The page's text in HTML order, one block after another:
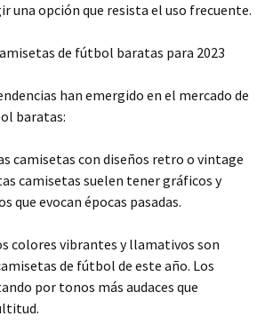
una opción que resista el uso frecuente.
de fútbol baratas para 2023
han emergido en el mercado de
baratas:
camisetas con diseños retro o vintage
camisetas suelen tener gráficos y
que evocan épocas pasadas.
colores vibrantes y llamativos son
de fútbol de este año. Los
por tonos más audaces que